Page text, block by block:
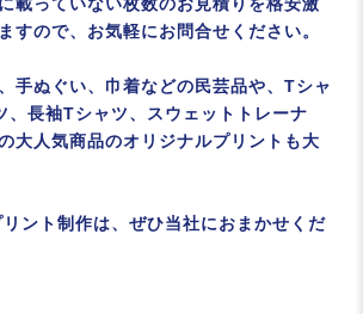
載っていない枚数のお見積りを格安激
すので、お気軽にお問合せください。
手ぬぐい、巾着などの民芸品や、Tシャ
、長袖Tシャツ、スウェットトレーナ
大人気商品のオリジナルプリントも大
ント制作は、ぜひ当社におまかせくだ